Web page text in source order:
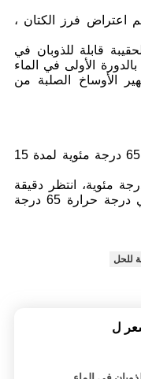
اعتراض فرز الكتان ،
قابلة للذوبان في
بالدورة الأولى في الماء
الأوساخ الصلبة من
- تأكد من أن درجة الحرارة تصل إلى 65 درجة مئوية لمدة 15
يكون درجة حرارة الماء 65 درجة مئوية، انتظر دقيقة
واحدة قبل إضافة المنظف وغسل في درجة حرارة 65 درجة
للحل
ل